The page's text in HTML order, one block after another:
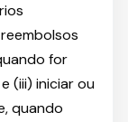
for
(iii) iniciar ou
quando